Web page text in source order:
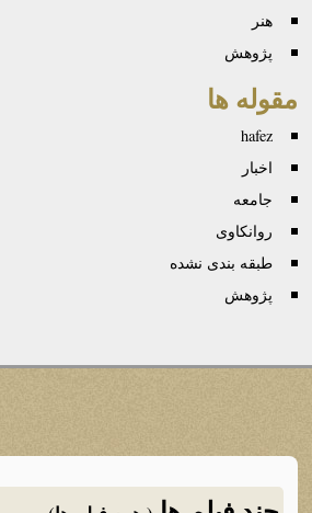
هنر
پژوهش
مقوله ها
hafez
اخبار
جامعه
روانكاوی
طبقه بندی نشده
پژوهش